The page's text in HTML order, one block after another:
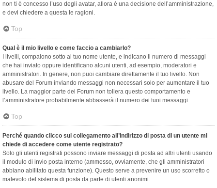
non ti è concesso l’uso degli avatar, allora è una decisione dell’amministrazione,
e devi chiedere a questa le ragioni.
Top
Qual è il mio livello e come faccio a cambiarlo?
I livelli, compaiono sotto al tuo nome utente, e indicano il numero di messaggi
che hai inviato oppure identificano alcuni utenti, ad esempio, moderatori e
amministratori. In genere, non puoi cambiare direttamente il tuo livello. Non
abusare del Forum inviando messaggi non necessari solo per aumentare il tuo
livello. La maggior parte dei Forum non tollera questo comportamento e
l’amministratore probabilmente abbasserà il numero dei tuoi messaggi.
Top
Perché quando clicco sul collegamento all’indirizzo di posta di un utente mi
chiede di accedere come utente registrato?
Solo gli utenti registrati possono inviare messaggi di posta ad altri utenti usando
il modulo di invio posta interno (ammesso, ovviamente, che gli amministratori
abbiano abilitato questa funzione). Questo serve a prevenire un uso scorretto o
malevolo del sistema di posta da parte di utenti anonimi.